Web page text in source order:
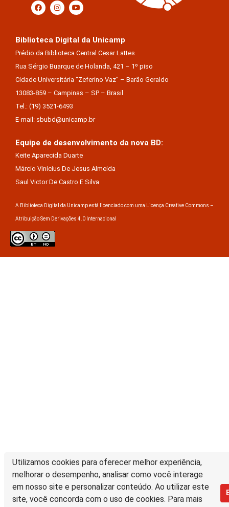
Utilizamos cookies para oferecer melhor experiência,
melhorar o desempenho, analisar como você interage
em nosso site e personalizar conteúdo. Ao utilizar este
site, você concorda com o uso de cookies. Para mais
Biblioteca Digital da Unicamp
Prédio da Biblioteca Central Cesar Lattes
Rua Sérgio Buarque de Holanda, 421 – 1º piso
Cidade Universitária “Zeferino Vaz” – Barão Geraldo
13083-859 – Campinas – SP – Brasil
Tel.: (19) 3521-6493
E-mail: sbubd@unicamp.br
Equipe de desenvolvimento da nova BD:
Keite Aparecida Duarte
Márcio Vinícius De Jesus Almeida
Saul Victor De Castro E Silva
A Biblioteca Digital da Unicamp está licenciado com uma Licença Creative Commons –
Atribuição Sem Derivações 4.0 Internacional